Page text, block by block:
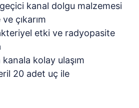
kanal dolgu malzemesi
çıkarım
etki ve radyopasite
kanala kolay ulaşım
20 adet uç ile